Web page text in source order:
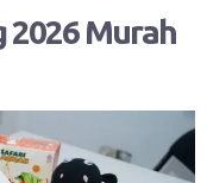
2026 Murah